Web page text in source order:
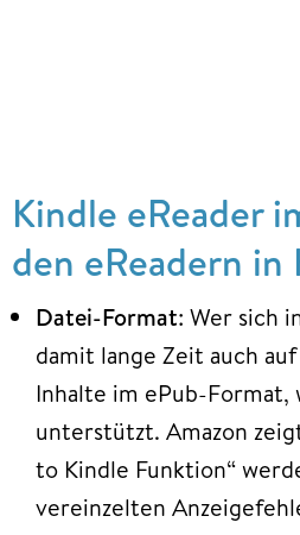
Kindle eReader
den eReadern in
Datei-Format: Wer sich
damit lange Zeit auch
Inhalte im ePub-Format,
unterstützt. Amazon
to Kindle Funktion“
vereinzelten